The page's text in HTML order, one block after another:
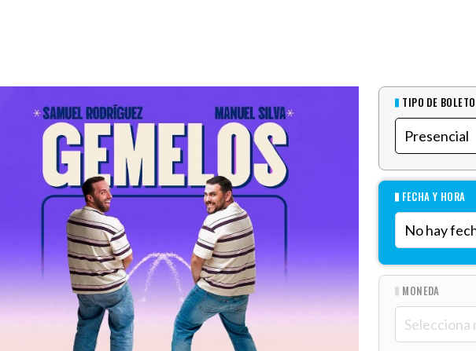
TIPO DE BOLETO
FECHA Y HORA
MONEDA